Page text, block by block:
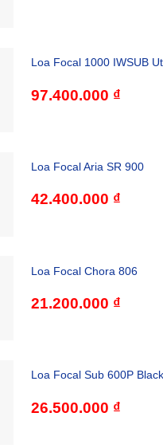
​Loa Focal 1000 IWSUB
97.400.000 ₫
Loa Focal Aria SR 900
42.400.000 ₫
Loa Focal Chora 806
21.200.000 ₫
Loa Focal Sub 600P Black
26.500.000 ₫